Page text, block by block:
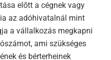
előtt a cégnek vagy
az adóhivatalnál mint
a vállalkozás megkapni
ami szükséges
és bérterheinek